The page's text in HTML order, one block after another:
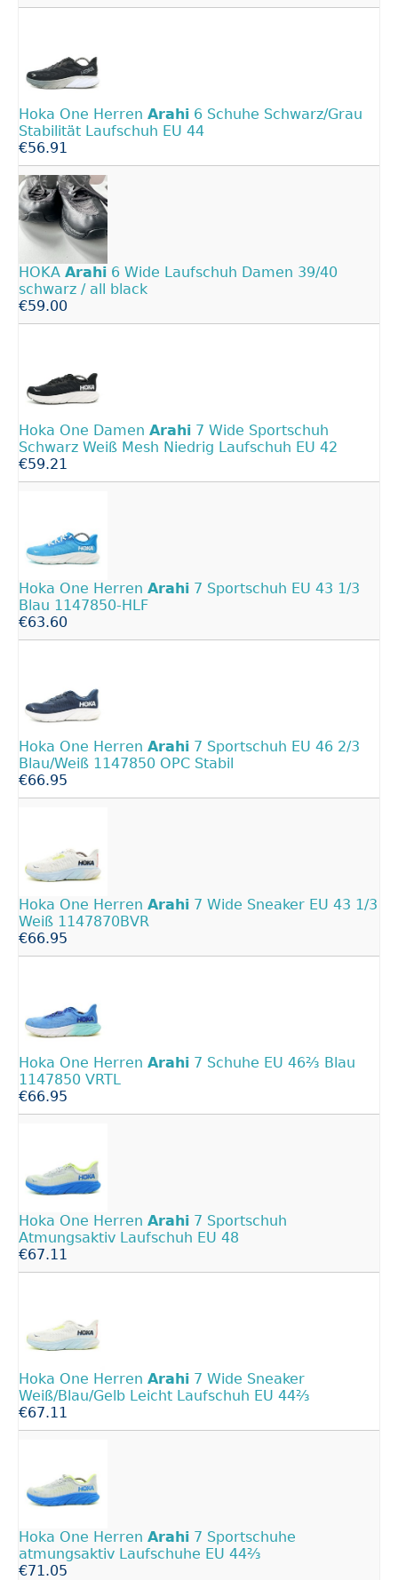
Hoka One Herren Arahi 6 Schuhe Schwarz/Grau
Stabilität Laufschuh EU 44
€56.91
HOKA Arahi 6 Wide Laufschuh Damen 39/40
schwarz / all black
€59.00
Hoka One Damen Arahi 7 Wide Sportschuh
Schwarz Weiß Mesh Niedrig Laufschuh EU 42
€59.21
Hoka One Herren Arahi 7 Sportschuh EU 43 1/3
Blau 1147850-HLF
€63.60
Hoka One Herren Arahi 7 Sportschuh EU 46 2/3
Blau/Weiß 1147850 OPC Stabil
€66.95
Hoka One Herren Arahi 7 Wide Sneaker EU 43 1/3
Weiß 1147870BVR
€66.95
Hoka One Herren Arahi 7 Schuhe EU 46⅔ Blau
1147850 VRTL
€66.95
Hoka One Herren Arahi 7 Sportschuh
Atmungsaktiv Laufschuh EU 48
€67.11
Hoka One Herren Arahi 7 Wide Sneaker
Weiß/Blau/Gelb Leicht Laufschuh EU 44⅔
€67.11
Hoka One Herren Arahi 7 Sportschuhe
atmungsaktiv Laufschuhe EU 44⅔
€71.05